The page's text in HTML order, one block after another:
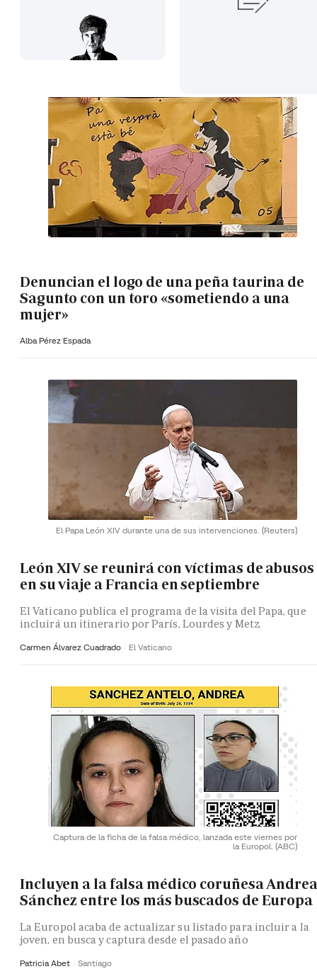
Denuncian el logo de una peña taurina de
Sagunto con un toro «sometiendo a una
mujer»
Alba Pérez Espada
El Papa León XIV durante una de sus intervenciones. (Reuters)
León XIV se reunirá con víctimas de abusos
en su viaje a Francia en septiembre
El Vaticano publica el programa de la visita del Papa, que
incluirá un itinerario por París, Lourdes y Metz
Carmen Álvarez Cuadrado El Vaticano
Captura de la ficha de la falsa médico, lanzada este viernes por
la Europol. (ABC)
Incluyen a la falsa médico coruñesa Andrea
Sánchez entre los más buscados de Europa
La Europol acaba de actualizar su listado para incluir a la
joven, en busca y captura desde el pasado año
Patricia Abet Santiago